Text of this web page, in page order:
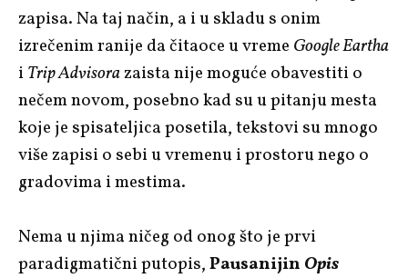
zapisa. Na taj način, a i u skladu s onim
izrečenim ranije da čitaoce u vreme Google Eartha
iTrip Advisorazaista nije moguće obavestiti o
nečem novom, posebno kad su u pitanju mesta
koje je spisateljica posetila, tekstovi su mnogo
više zapisi o sebi u vremenu i prostoru nego o
gradovima i mestima.
Nema u njima ničeg od onog što je prvi
paradigmatični putopis,Pausanijin Opis